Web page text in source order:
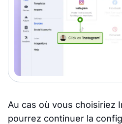
Au cas où vous choisiriez
pourrez continuer la